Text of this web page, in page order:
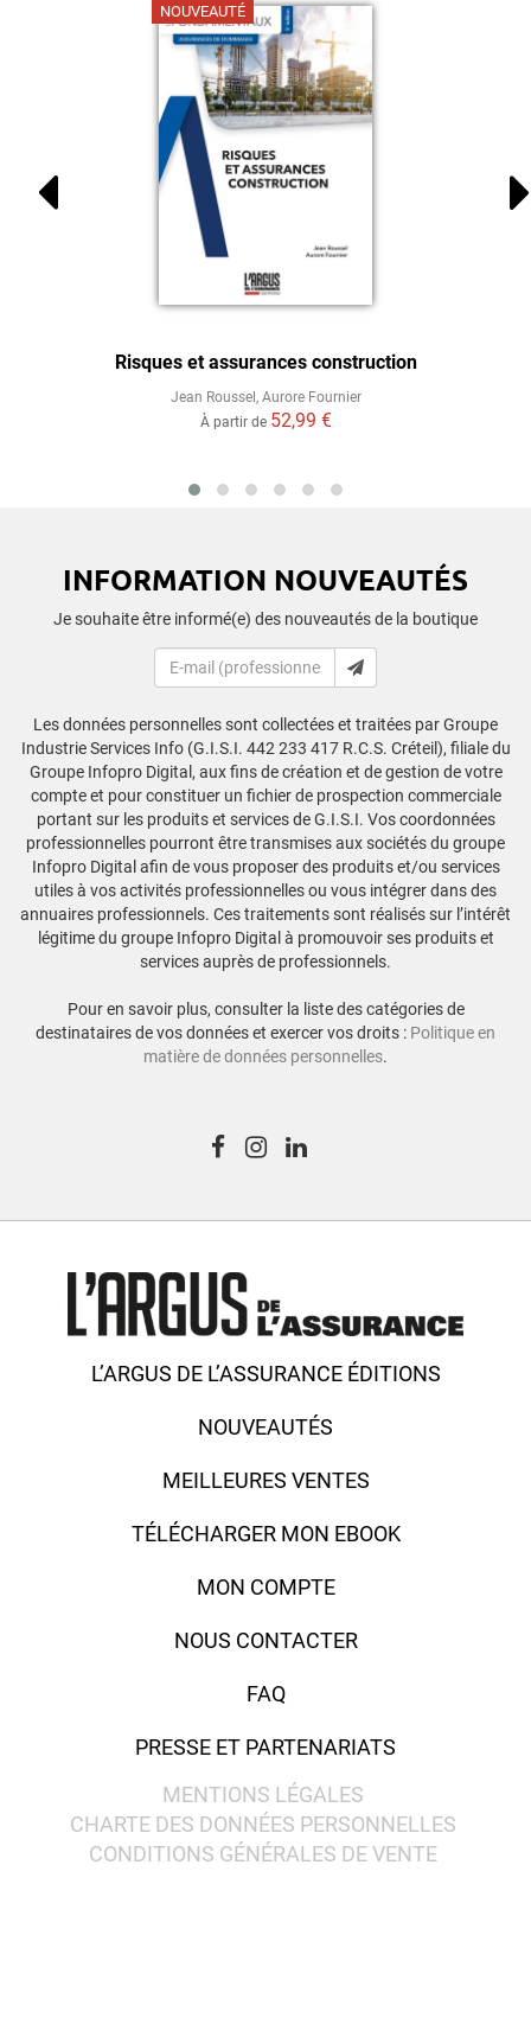
NOUVEAUTÉ
Risques et assurances construction
Jean Roussel, Aurore Fournier
À partir de 52,99 €
INFORMATION NOUVEAUTÉS
Je souhaite être informé(e) des nouveautés de la boutique
Les données personnelles sont collectées et traitées par Groupe
Industrie Services Info (G.I.S.I. 442 233 417 R.C.S. Créteil), filiale du
Groupe Infopro Digital, aux fins de création et de gestion de votre
compte et pour constituer un fichier de prospection commerciale
portant sur les produits et services de G.I.S.I. Vos coordonnées
professionnelles pourront être transmises aux sociétés du groupe
Infopro Digital afin de vous proposer des produits et/ou services
utiles à vos activités professionnelles ou vous intégrer dans des
annuaires professionnels. Ces traitements sont réalisés sur l’intérêt
légitime du groupe Infopro Digital à promouvoir ses produits et
services auprès de professionnels.
Pour en savoir plus, consulter la liste des catégories de
destinataires de vos données et exercer vos droits : Politique en
matière de données personnelles.
L’ARGUS DE L’ASSURANCE ÉDITIONS
NOUVEAUTÉS
MEILLEURES VENTES
TÉLÉCHARGER MON EBOOK
MON COMPTE
NOUS CONTACTER
FAQ
PRESSE ET PARTENARIATS
MENTIONS LÉGALES
CHARTE DES DONNÉES PERSONNELLES
CONDITIONS GÉNÉRALES DE VENTE